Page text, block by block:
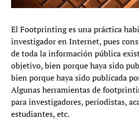
El Footprinting es una práctica
investigador en Internet, pues
de toda la información pública
objetivo, bien porque haya sido
bien porque haya sido publicada
Algunas herramientas de
para investigadores, periodistas,
estudiantes, etc.